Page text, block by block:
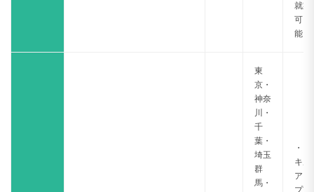
就業
可
能！
東
京・
神奈
川・
千
葉・
埼玉
群
馬・
・ス
キル
アッ